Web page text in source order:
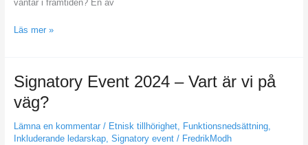
väntar i framtiden? En av
Läs mer »
Signatory Event 2024 – Vart är vi på
väg?
Lämna en kommentar / Etnisk tillhörighet, Funktionsnedsättning,
Inkluderande ledarskap, Signatory event/ FredrikModh
Signatory
Event
2024
–
Vart